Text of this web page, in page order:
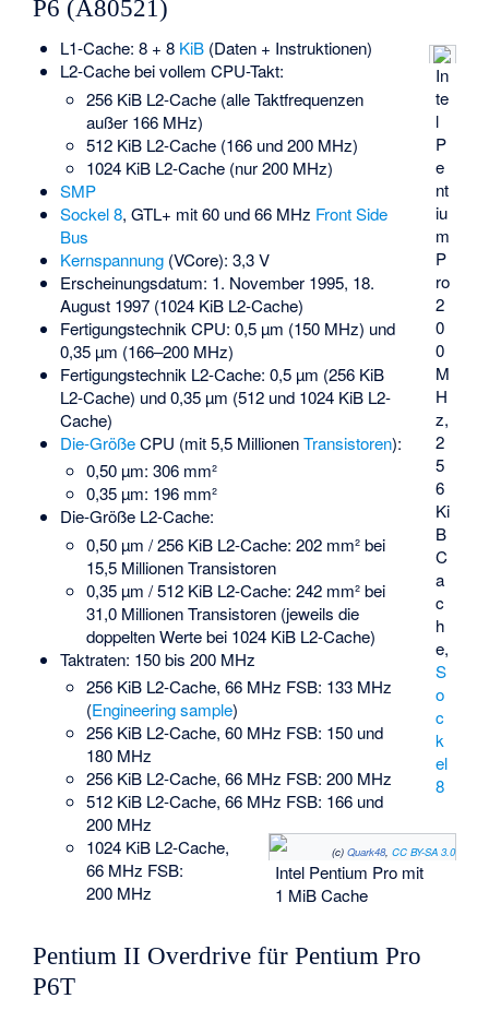
P6 (A80521)
In
te
l
P
e
nt
iu
m
P
ro
2
0
0
M
H
z,
2
5
6
Ki
B
C
a
c
h
e,
S
o
c
k
el
8
(c) Quark48, CC BY-SA 3.0
Intel Pentium Pro mit
1 MiB Cache
L1-Cache: 8 + 8 KiB(Daten + Instruktionen)
L2-Cache bei vollem CPU-Takt:
256 KiB L2-Cache (alle Taktfrequenzen
außer 166 MHz)
512 KiB L2-Cache (166 und 200 MHz)
1024 KiB L2-Cache (nur 200 MHz)
SMP
Sockel 8, GTL+ mit 60 und 66 MHz Front Side
Bus
Kernspannung(VCore): 3,3 V
Erscheinungsdatum: 1. November 1995, 18.
August 1997 (1024 KiB L2-Cache)
Fertigungstechnik CPU: 0,5 µm (150 MHz) und
0,35 µm (166–200 MHz)
Fertigungstechnik L2-Cache: 0,5 µm (256 KiB
L2-Cache) und 0,35 µm (512 und 1024 KiB L2-
Cache)
Die-GrößeCPU (mit 5,5 MillionenTransistoren):
0,50 µm: 306 mm²
0,35 µm: 196 mm²
Die-Größe L2-Cache:
0,50 µm / 256 KiB L2-Cache: 202 mm² bei
15,5 Millionen Transistoren
0,35 µm / 512 KiB L2-Cache: 242 mm² bei
31,0 Millionen Transistoren (jeweils die
doppelten Werte bei 1024 KiB L2-Cache)
Taktraten: 150 bis 200 MHz
256 KiB L2-Cache, 66 MHz FSB: 133 MHz
(Engineering sample)
256 KiB L2-Cache, 60 MHz FSB: 150 und
180 MHz
256 KiB L2-Cache, 66 MHz FSB: 200 MHz
512 KiB L2-Cache, 66 MHz FSB: 166 und
200 MHz
1024 KiB L2-Cache,
66 MHz FSB:
200 MHz
Pentium II Overdrive für Pentium Pro
P6T